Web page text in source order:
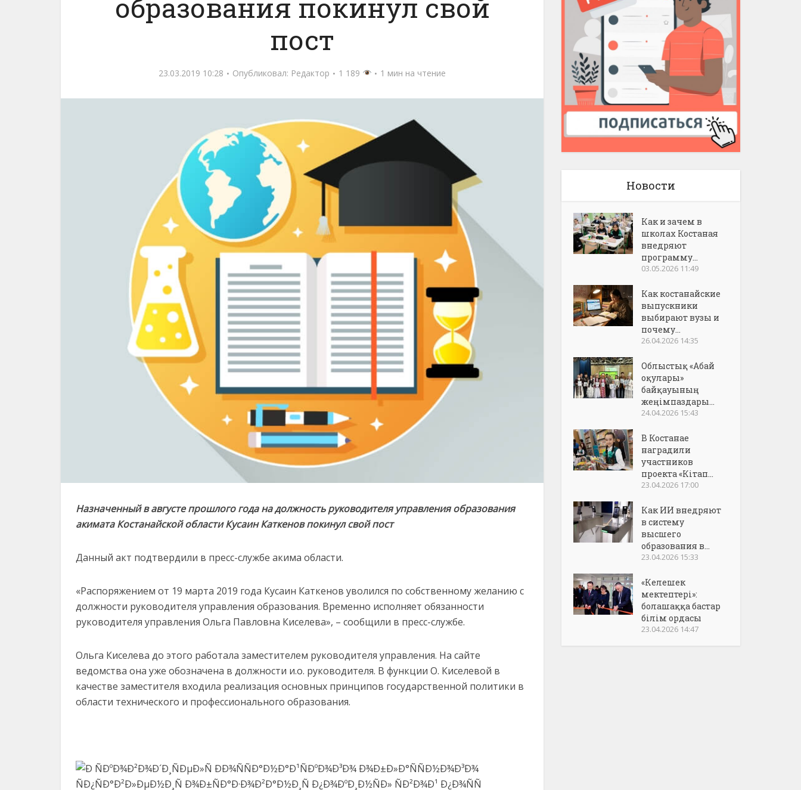
образования покинул свой
пост
23.03.2019 10:28 Опубликовал: Редактор 1 189 1 мин на чтение
Назначенный в августе прошлого года на должность руководителя управления образования
акимата Костанайской области Кусаин Каткенов покинул свой пост
Данный акт подтвердили в пресс-службе акима области.
«Распоряжением от 19 марта 2019 года Кусаин Каткенов уволился по собственному желанию с
должности руководителя управления образования. Временно исполняет обязанности
руководителя управления Ольга Павловна Киселева», – сообщили в пресс-службе.
Ольга Киселева до этого работала заместителем руководителя управления. На сайте
ведомства она уже обозначена в должности и.о. руководителя. В функции О. Киселевой в
качестве заместителя входила реализация основных принципов государственной политики в
области технического и профессионального образования.
Новости
Как и зачем в
школах Костаная
внедряют
программу...
03.05.2026 11:49
Как костанайские
выпускники
выбирают вузы и
почему...
26.04.2026 14:35
Облыстық «Абай
оқулары»
байқауының
жеңімпаздары...
24.04.2026 15:43
В Костанае
наградили
участников
проекта «Кітап...
23.04.2026 17:00
Как ИИ внедряют
в систему
высшего
образования в...
23.04.2026 15:33
«Келешек
мектептері»:
болашаққа бастар
білім ордасы
23.04.2026 14:47